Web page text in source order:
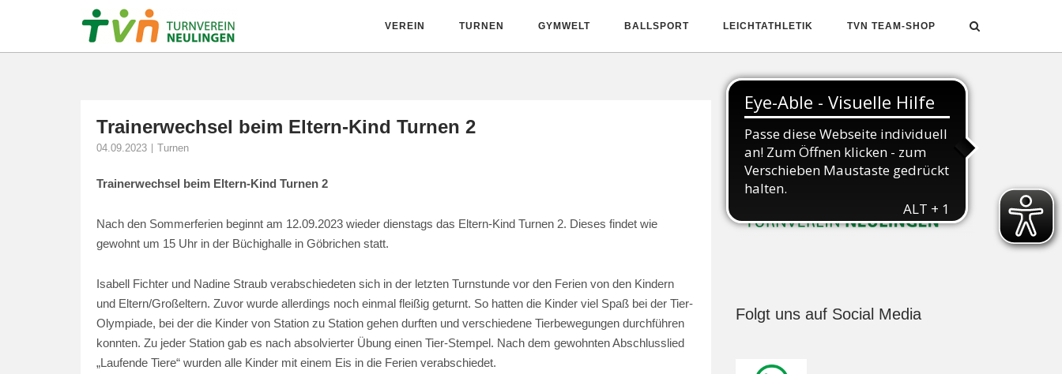
VEREIN TURNEN GYMWELT BALLSPORT LEICHTATHLETIK TVN TEAM-SHOP
Trainerwechsel beim Eltern-Kind Turnen 2
04.09.2023 Turnen
Trainerwechsel beim Eltern-Kind Turnen 2
Nach den Sommerferien beginnt am 12.09.2023 wieder dienstags das Eltern-Kind Turnen 2. Dieses findet wie
gewohnt um 15 Uhr in der Büchighalle in Göbrichen statt.
Isabell Fichter und Nadine Straub verabschiedeten sich in der letzten Turnstunde vor den Ferien von den Kindern
und Eltern/Großeltern. Zuvor wurde allerdings noch einmal fleißig geturnt. So hatten die Kinder viel Spaß bei der Tier-
Olympiade, bei der die Kinder von Station zu Station gehen durften und verschiedene Tierbewegungen durchführen
konnten. Zu jeder Station gab es nach absolvierter Übung einen Tier-Stempel. Nach dem gewohnten Abschlusslied
„Laufende Tiere“ wurden alle Kinder mit einem Eis in die Ferien verabschiedet.
Folgt uns auf Social Media